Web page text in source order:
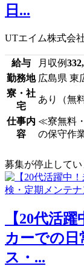
日...
UTエイム株式会
給与 月収例
勤務地 広島県 東
寮・社
宅
あり（無料
仕事内
容
≪寮無料
の保守作
募集が停止してい
【20代活
カーでの
ス・...